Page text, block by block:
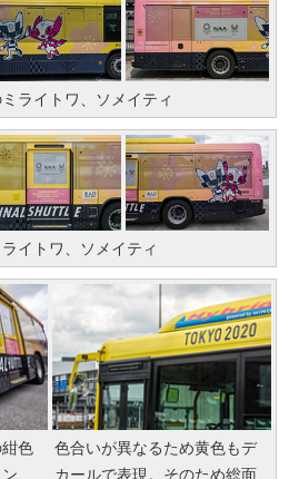
ライトワ、ソメイティ
イトワ、ソメイティ
色
色合いが異なるため黄色もデ
カールで表現。そのため総面